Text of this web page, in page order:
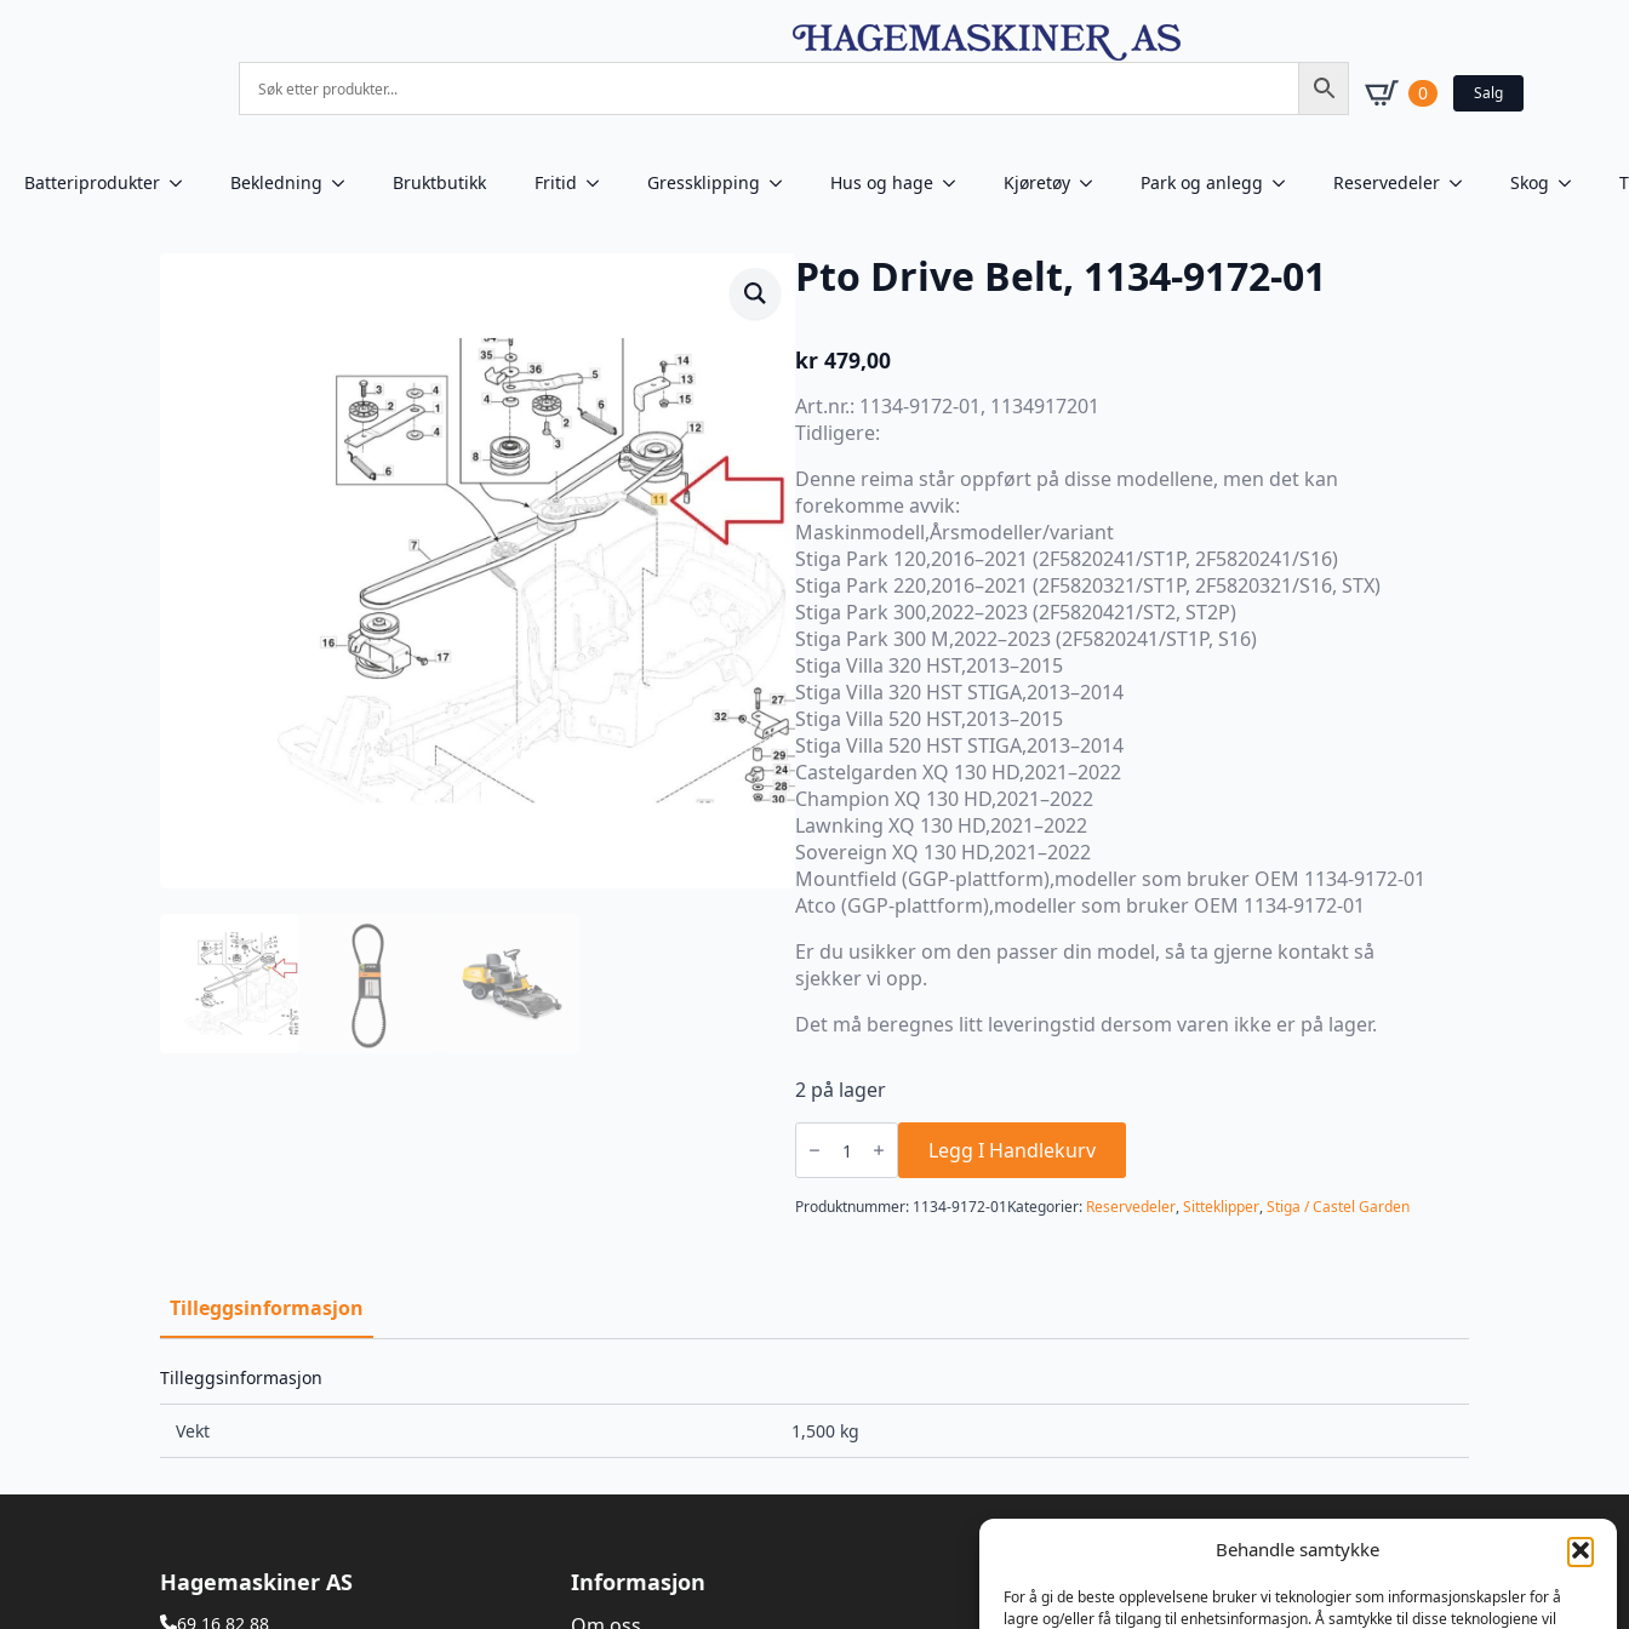
Behandle samtykke
For å gi de beste opplevelsene bruker vi teknologier som informasjonskapsler for å
lagre og/eller få tilgang til enhetsinformasjon. Å samtykke til disse teknologiene vil
0 Salg
Batteriprodukter Bekledning Bruktbutikk Fritid Gressklipping Hus og hage Kjøretøy Park og anlegg Reservedeler Skog
Pto Drive Belt, 1134-9172-01
kr 479,00
Art.nr.: 1134-9172-01, 1134917201
Tidligere:
Denne reima står oppført på disse modellene, men det kan
forekomme avvik:
Maskinmodell,Årsmodeller/variant
Stiga Park 120,2016–2021 (2F5820241/ST1P, 2F5820241/S16)
Stiga Park 220,2016–2021 (2F5820321/ST1P, 2F5820321/S16, STX)
Stiga Park 300,2022–2023 (2F5820421/ST2, ST2P)
Stiga Park 300 M,2022–2023 (2F5820241/ST1P, S16)
Stiga Villa 320 HST,2013–2015
Stiga Villa 320 HST STIGA,2013–2014
Stiga Villa 520 HST,2013–2015
Stiga Villa 520 HST STIGA,2013–2014
Castelgarden XQ 130 HD,2021–2022
Champion XQ 130 HD,2021–2022
Lawnking XQ 130 HD,2021–2022
Sovereign XQ 130 HD,2021–2022
Mountfield (GGP-plattform),modeller som bruker OEM 1134-9172-01
Atco (GGP-plattform),modeller som bruker OEM 1134-9172-01
Er du usikker om den passer din model, så ta gjerne kontakt så
sjekker vi opp.
Det må beregnes litt leveringstid dersom varen ikke er på lager.
2 på lager
Pto
Drive
1134-
9172-
01
Legg I Handlekurv
Produktnummer: 1134-9172-01Kategorier: Reservedeler,Sitteklipper,Stiga / Castel Garden
Tilleggsinformasjon
Tilleggsinformasjon
Vekt 1,500 kg
Hagemaskiner AS
69 16 82 88
Informasjon Om oss